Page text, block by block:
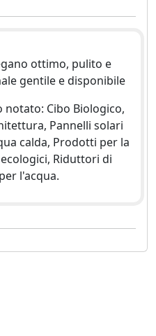
ottimo, pulito e
gentile e disponibile
notato: Cibo Biologico,
Pannelli solari
calda, Prodotti per la
Riduttori di
l'acqua.